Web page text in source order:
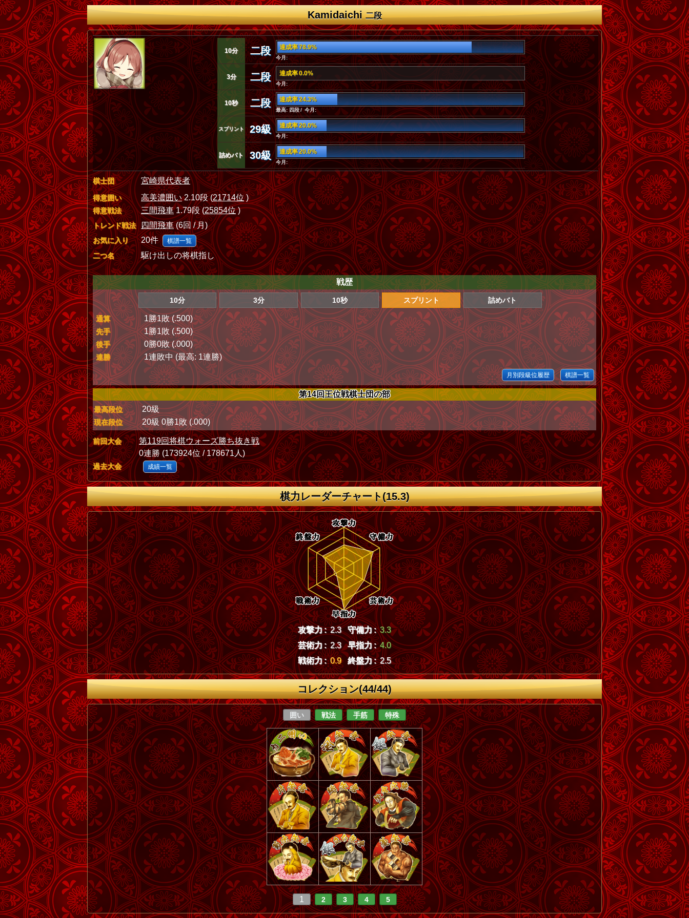
Kamidaichi二段
10分 二段 達成率 78.9%
今月:
3分 二段 達成率 0.0%
今月:
10秒 二段 達成率 24.3%
最高: 四段 / 今月:
スプリント 29級 達成率 20.0%
今月:
詰めバト 30級 達成率 20.0%
今月:
棋士団 宮崎県代表者
得意囲い 高美濃囲い2.10段 (21714位)
得意戦法 三間飛車1.79段 (25854位)
トレンド戦法 四間飛車(6回 / 月)
お気に入り 20件 棋譜一覧
二つ名 駆け出しの将棋指し
戦歴
10分 3分 10秒 スプリント 詰めバト
通算 1勝1敗 (.500)
先手 1勝1敗 (.500)
後手 0勝0敗 (.000)
連勝 1連敗中 (最高: 1連勝)
月別段級位履歴 棋譜一覧
第14回王位戦棋士団の部
最高段位 20級
現在段位 20級 0勝1敗 (.000)
前回大会
第119回将棋ウォーズ勝ち抜き戦
0連勝 (173924位 / 178671人)
過去大会 成績一覧
棋力レーダーチャート(15.3)
攻撃力 : 2.3 守備力 : 3.3
芸術力 : 2.3 早指力 : 4.0
戦術力 : 0.9 終盤力 : 2.5
コレクション(44/44)
囲い 戦法 手筋 特殊
1 2 3 4 5